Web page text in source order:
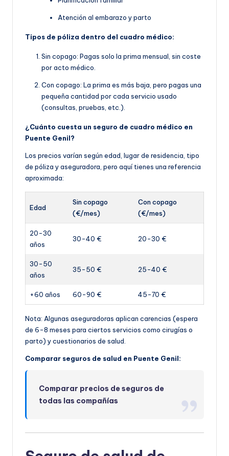
Atención al embarazo y parto
Tipos de póliza dentro del cuadro médico:
Sin copago: Pagas solo la prima mensual, sin coste
por acto médico.
Con copago: La prima es más baja, pero pagas una
pequeña cantidad por cada servicio usado
(consultas, pruebas, etc.).
¿Cuánto cuesta un seguro de cuadro médico en
Puente Genil?
Los precios varían según edad, lugar de residencia, tipo
de póliza y aseguradora, pero aquí tienes una referencia
aproximada:
Edad
Sin copago
(€/mes)
Con copago
(€/mes)
20-30
años
30-40 € 20-30 €
30-50
años
35-50 € 25-40 €
+60 años 60-90 € 45-70 €
Nota: Algunas aseguradoras aplican carencias (espera
de 6-8 meses para ciertos servicios como cirugías o
parto) y cuestionarios de salud.
Comparar seguros de salud en Puente Genil:
Comparar precios de seguros de
todas las compañías